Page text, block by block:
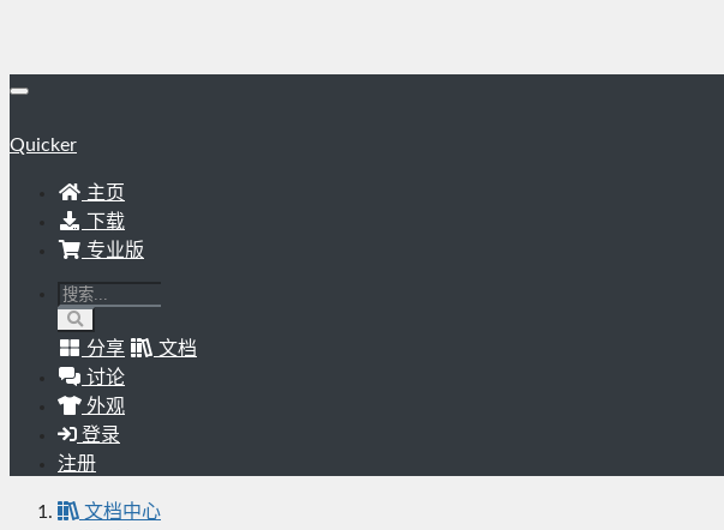
Quicker
主页
下载
专业版
分享
文档
讨论
外观
登录
注册
文档中心